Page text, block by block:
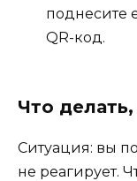
поднесите
QR-код.
Что
Ситуация: вы
не реагирует.